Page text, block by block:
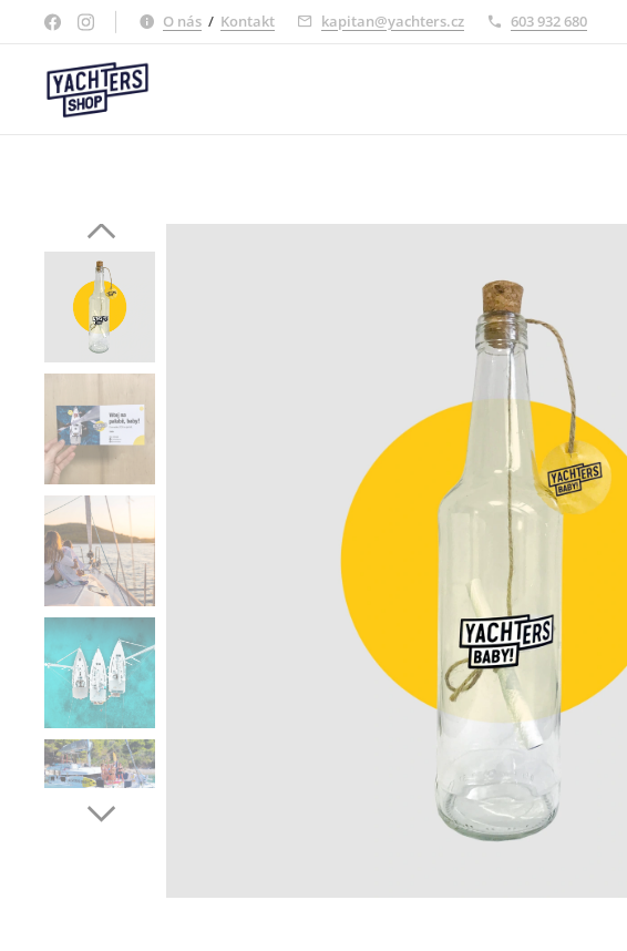
O nás / Kontakt kapitan@yachters.cz 603 932 680